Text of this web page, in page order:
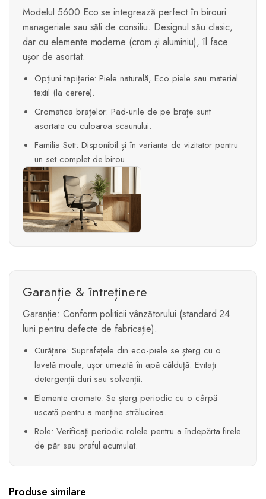
Modelul 5600 Eco se integrează perfect în birouri
manageriale sau săli de consiliu. Designul său clasic,
dar cu elemente moderne (crom și aluminiu), îl face
ușor de asortat.
Opțiuni tapițerie: Piele naturală, Eco piele sau material
textil (la cerere).
Cromatica brațelor: Pad-urile de pe brațe sunt
asortate cu culoarea scaunului.
Familia Sett: Disponibil și în varianta de vizitator pentru
un set complet de birou.
Garanție & întreținere
Garanție: Conform politicii vânzătorului (standard 24
luni pentru defecte de fabricație).
Curățare: Suprafețele din eco-piele se șterg cu o
lavetă moale, ușor umezită în apă călduță. Evitați
detergenții duri sau solvenții.
Elemente cromate: Se șterg periodic cu o cârpă
uscată pentru a menține strălucirea.
Role: Verificați periodic rolele pentru a îndepărta firele
de păr sau praful acumulat.
Produse similare